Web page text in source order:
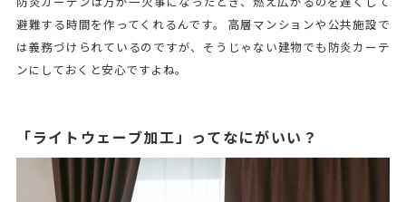
避難する時間を作ってくれるんです。 高層マンションや公共施設で
は義務づけられているのですが、そうじゃない建物でも防炎カーテ
ンにしておくと安心ですよね。
「ライトウェーブ加工」ってなにがいい？